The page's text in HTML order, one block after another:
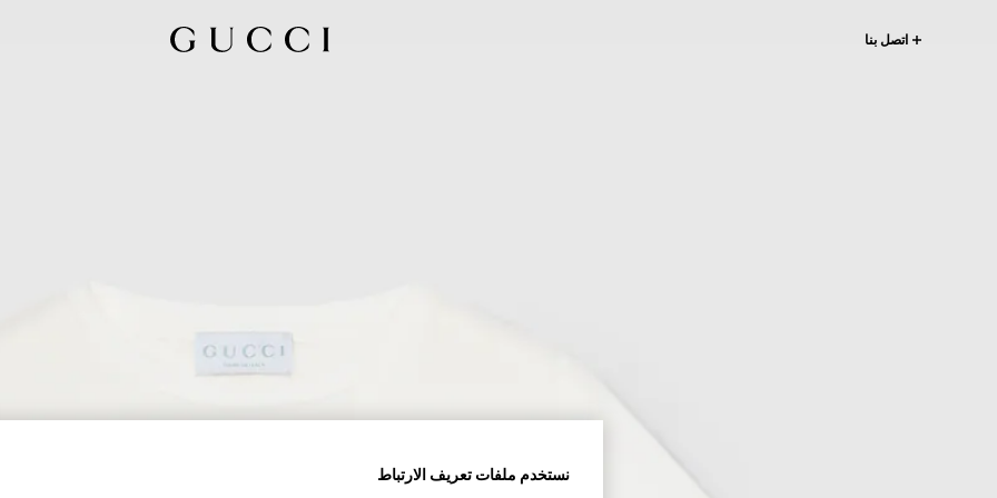
اتصل بنا
نستخدم ملفات تعريف الارتباط